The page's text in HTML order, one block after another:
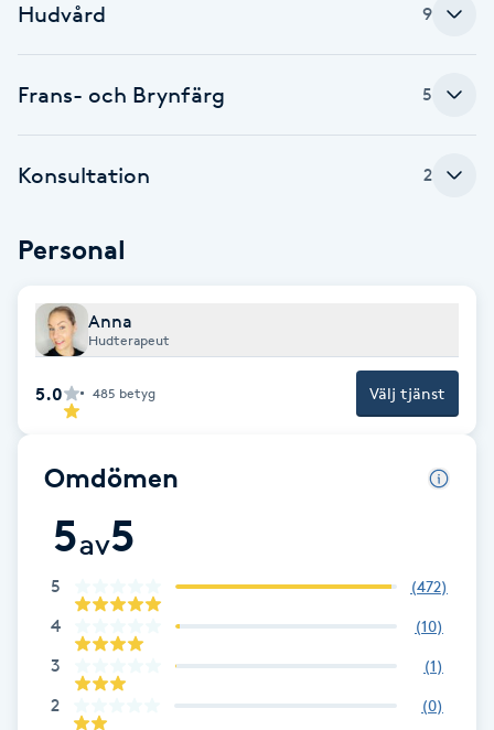
Balayage
Bambumassage
BIAB
Blowout
Bottenfärg
Brynformning
Brynfärgning
Brynplockning
Bröllopsuppsättning
Hudvård 9
Frans- och Brynfärg 5
Konsultation 2
Personal
Anna
Hudterapeut
5.0 485 betyg Välj tjänst
Omdömen
5av5
5 (472)
4 (10)
3 (1)
2 (0)